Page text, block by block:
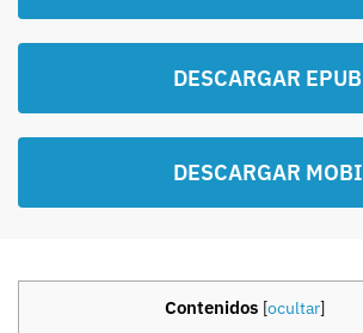
DESCARGAR EPUB
DESCARGAR MOBI
Contenidos [ocultar]